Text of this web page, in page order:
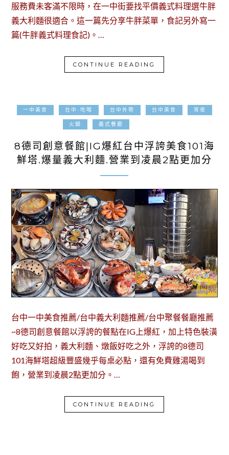
服務費未客滿不限時，在一中街要找平價義式料理選牛胖
義大利麵很適合。這一篇先分享牛胖菜單，食記另外寫一
篇(牛胖義式料理食記)。…
CONTINUE READING
一中美食 台中-吃喝 台中外帶 台中美食 宵夜
火鍋 義式餐廳
8德司創意餐館|IG爆紅台中浮誇美食101海
鮮塔.爆量義大利麵.營業到凌晨2點更加分
台中一中美食推薦/台中義大利麵推薦/台中聚餐餐廳推薦
~8德司創意餐館以浮誇的餐點在IG上爆紅，加上特色裝潢
好吃又好拍，義大利麵、燉飯好吃之外，浮誇的8德司
101海鮮塔超級豐盛幾乎每桌必點，還有免費雞湯喝到
飽，營業到凌晨2點更加分。…
CONTINUE READING